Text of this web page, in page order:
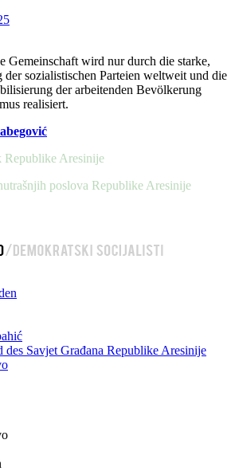
Gemeinschaft wird nur durch die starke,
der sozialistischen Parteien weltweit und die
der arbeitenden Bevölkerung
realisiert.
Republike Aresinije
poslova Republike Aresinije